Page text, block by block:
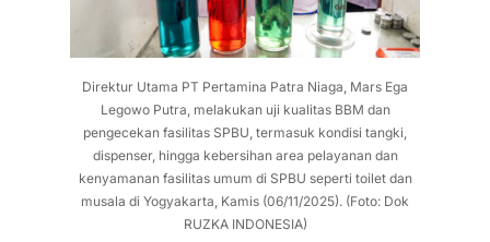
Direktur Utama PT Pertamina Patra Niaga, Mars Ega
Legowo Putra, melakukan uji kualitas BBM dan
pengecekan fasilitas SPBU, termasuk kondisi tangki,
dispenser, hingga kebersihan area pelayanan dan
kenyamanan fasilitas umum di SPBU seperti toilet dan
musala di Yogyakarta, Kamis (06/11/2025). (Foto: Dok
RUZKA INDONESIA)